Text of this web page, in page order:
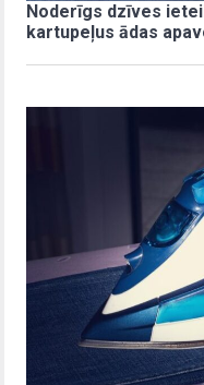
Noderīgs dzīves
kartupeļus ādas